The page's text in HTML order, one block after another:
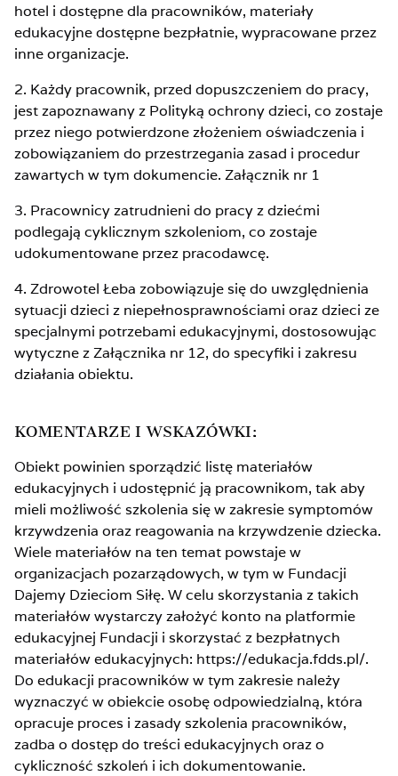
hotel i dostępne dla pracowników, materiały
edukacyjne dostępne bezpłatnie, wypracowane przez
inne organizacje.
2. Każdy pracownik, przed dopuszczeniem do pracy,
jest zapoznawany z Polityką ochrony dzieci, co zostaje
przez niego potwierdzone złożeniem oświadczenia i
zobowiązaniem do przestrzegania zasad i procedur
zawartych w tym dokumencie. Załącznik nr 1
3. Pracownicy zatrudnieni do pracy z dziećmi
podlegają cyklicznym szkoleniom, co zostaje
udokumentowane przez pracodawcę.
4. Zdrowotel Łeba zobowiązuje się do uwzględnienia
sytuacji dzieci z niepełnosprawnościami oraz dzieci ze
specjalnymi potrzebami edukacyjnymi, dostosowując
wytyczne z Załącznika nr 12, do specyfiki i zakresu
działania obiektu.
KOMENTARZE I WSKAZÓWKI:
Obiekt powinien sporządzić listę materiałów
edukacyjnych i udostępnić ją pracownikom, tak aby
mieli możliwość szkolenia się w zakresie symptomów
krzywdzenia oraz reagowania na krzywdzenie dziecka.
Wiele materiałów na ten temat powstaje w
organizacjach pozarządowych, w tym w Fundacji
Dajemy Dzieciom Siłę. W celu skorzystania z takich
materiałów wystarczy założyć konto na platformie
edukacyjnej Fundacji i skorzystać z bezpłatnych
materiałów edukacyjnych: https://edukacja.fdds.pl/.
Do edukacji pracowników w tym zakresie należy
wyznaczyć w obiekcie osobę odpowiedzialną, która
opracuje proces i zasady szkolenia pracowników,
zadba o dostęp do treści edukacyjnych oraz o
cykliczność szkoleń i ich dokumentowanie.